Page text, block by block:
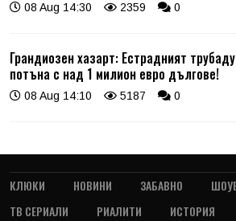
08 Aug 14:30 2359 0
Грандиозен хазарт: Естрадният
потъна с над 1 милион евро дългове!
08 Aug 14:10 5187 0
КЛЮКИ НОВИНИ ЗАБАВНО
ТВ СЕРИАЛИ
РИАЛИТИ ИСТОРИЯ